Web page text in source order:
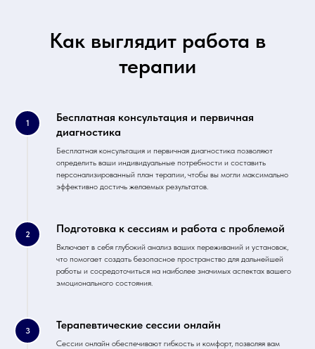
Как выглядит работа в
терапии
Бесплатная консультация и первичная
диагностика
Бесплатная консультация и первичная диагностика позволяют
определить ваши индивидуальные потребности и составить
персонализированный план терапии, чтобы вы могли максимально
эффективно достичь желаемых результатов.
Подготовка к сессиям и работа с проблемой
Включает в себя глубокий анализ ваших переживаний и установок,
что помогает создать безопасное пространство для дальнейшей
работы и сосредоточиться на наиболее значимых аспектах вашего
эмоционального состояния.
Терапевтические сессии онлайн
Сессии онлайн обеспечивают гибкость и комфорт, позволяя вам